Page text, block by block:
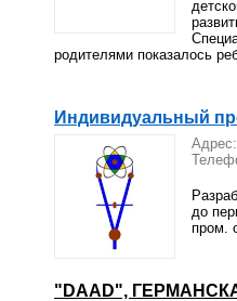
родителями показалось
Индивидуальный
до
пром.
"DAAD",